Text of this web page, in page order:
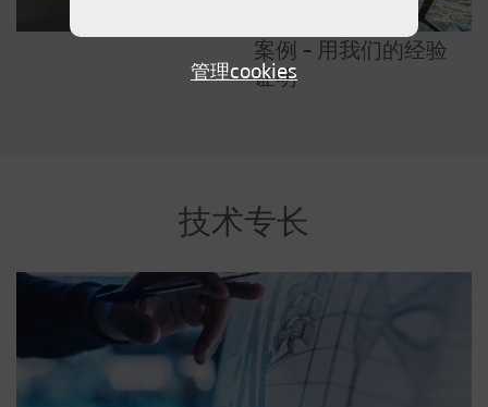
案例 – 用我们的经验
证明
技术专长
管理cookies